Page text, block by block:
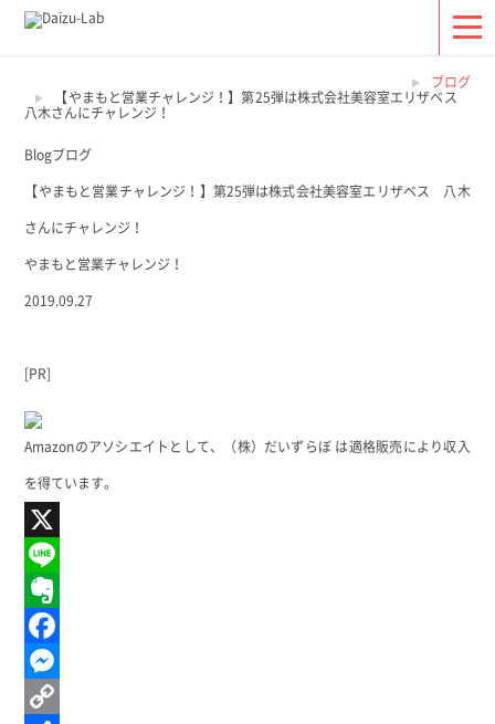
ブログ
【やまもと営業チャレンジ！】第25弾は株式会社美容室エリザベス
八木さんにチャレンジ！
Blogブログ
【やまもと営業チャレンジ！】第25弾は株式会社美容室エリザベス 八木
さんにチャレンジ！
やまもと営業チャレンジ！
2019.09.27
[PR]
Amazonのアソシエイトとして、（株）だいずらぼ は適格販売により収入
を得ています。
X
Line
Evernote
Facebook
Messenger